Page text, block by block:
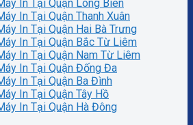
In Tại Quận Long Biên
In Tại Quận Thanh Xuân
In Tại Quận Hai Bà Trưng
In Tại Quận Bắc Từ Liêm
In Tại Quận Nam Từ Liêm
In Tại Quận Đống Đa
In Tại Quận Ba Đình
In Tại Quận Tây Hồ
In Tại Quận Hà Đông